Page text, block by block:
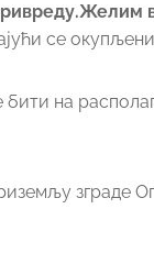
се
на
зграде